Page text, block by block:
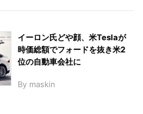
イーロン氏どや顔、米Teslaが
時価総額でフォードを抜き米2
位の自動車会社に
By maskin